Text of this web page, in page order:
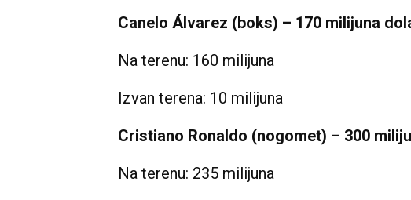
Canelo Álvarez (boks) – 170 milijuna
Na terenu: 160 milijuna
Izvan terena: 10 milijuna
Cristiano Ronaldo (nogomet) – 300
Na terenu: 235 milijuna